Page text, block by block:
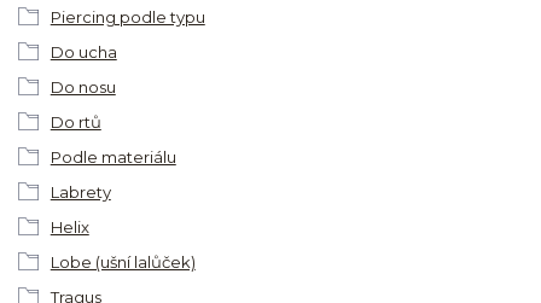
Piercing podle typu
Do ucha
Do nosu
Do rtů
Podle materiálu
Labrety
Helix
Lobe (ušní lalůček)
Tragus